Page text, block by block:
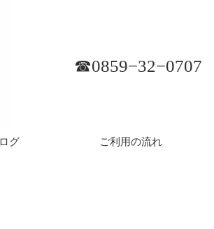
☎︎0859−32−0707
グ ご利用の流れ